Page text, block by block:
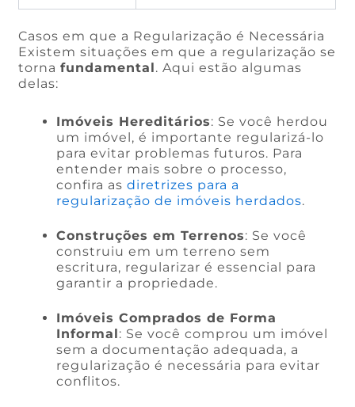
Casos em que a Regularização é Necessária
Existem situações em que a regularização se
tornafundamental. Aqui estão algumas
delas:
Imóveis Hereditários: Se você herdou
um imóvel, é importante regularizá-lo
para evitar problemas futuros. Para
entender mais sobre o processo,
confira asdiretrizes para a
regularização de imóveis herdados.
Construções em Terrenos: Se você
construiu em um terreno sem
escritura, regularizar é essencial para
garantir a propriedade.
Imóveis Comprados de Forma
Informal: Se você comprou um imóvel
sem a documentação adequada, a
regularização é necessária para evitar
conflitos.